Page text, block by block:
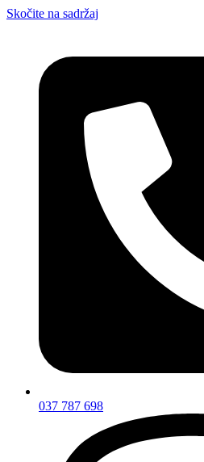
Skočite na sadržaj
037 787 698